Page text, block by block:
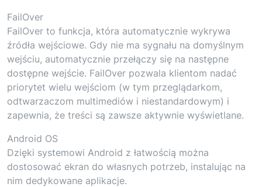
FailOver
FailOver to funkcja, która automatycznie wykrywa
źródła wejściowe. Gdy nie ma sygnału na domyślnym
wejściu, automatycznie przełączy się na następne
dostępne wejście. FailOver pozwala klientom nadać
priorytet wielu wejściom (w tym przeglądarkom,
odtwarzaczom multimediów i niestandardowym) i
zapewnia, że treści są zawsze aktywnie wyświetlane.
Android OS
Dzięki systemowi Android z łatwością można
dostosować ekran do własnych potrzeb, instalując na
nim dedykowane aplikacje.